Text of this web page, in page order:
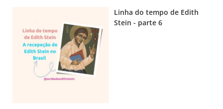
Linha do tempo de Edith
Stein - parte 6